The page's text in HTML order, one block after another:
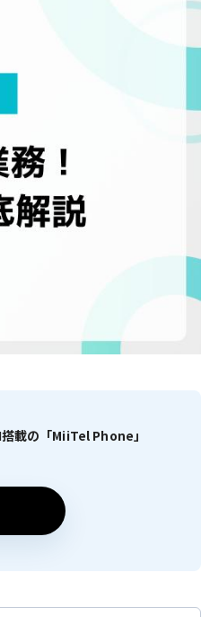
載の「MiiTel Phone」